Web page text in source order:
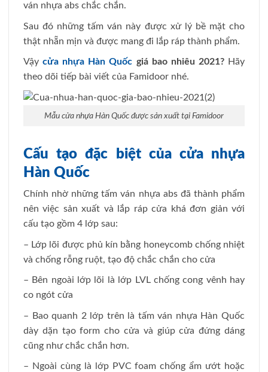
ván nhựa abs chắc chắn.
Sau đó những tấm ván này được xử lý bề mặt cho
thật nhẵn mịn và được mang đi lắp ráp thành phẩm.
Vậycửa nhựa Hàn Quốc giá bao nhiêu 2021? Hãy
theo dõi tiếp bài viết của Famidoor nhé.
Mẫu cửa nhựa Hàn Quốc được sản xuất tại Famidoor
Cấu tạo đặc biệt của cửa nhựa
Hàn Quốc
Chính nhờ những tấm ván nhựa abs đã thành phẩm
nên việc sản xuất và lắp ráp cửa khá đơn giản với
cấu tạo gồm 4 lớp sau:
– Lớp lõi được phủ kín bằng honeycomb chống nhiệt
và chống rỗng ruột, tạo độ chắc chắn cho cửa
– Bên ngoài lớp lõi là lớp LVL chống cong vênh hay
co ngót cửa
– Bao quanh 2 lớp trên là tấm ván nhựa Hàn Quốc
dày dặn tạo form cho cửa và giúp cửa đứng dáng
cũng như chắc chắn hơn.
– Ngoài cùng là lớp PVC foam chống ẩm ướt hoặc